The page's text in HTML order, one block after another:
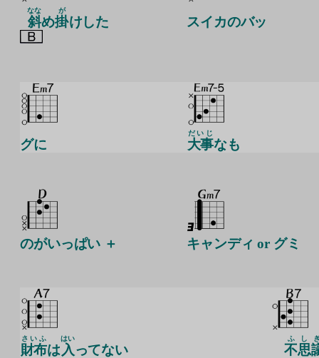
斜
なな
め掛
が
けした スイカのバッ
グに 大事
だいじ
なも
のがいっぱい ＋ キャンディ or グミ
財布
さいふ
は 入
はい
ってない 不思
ふし